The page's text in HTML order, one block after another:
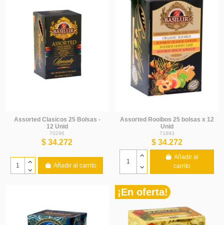
Assorted Clasicos 25 Bolsas -
12 Unid
70296
$ 34.272
Añadir al carrito
Assorted Rooibos 25 bolsas x 12
Unid
71893
$ 34.272
Añadir al
carrito
¡En oferta!